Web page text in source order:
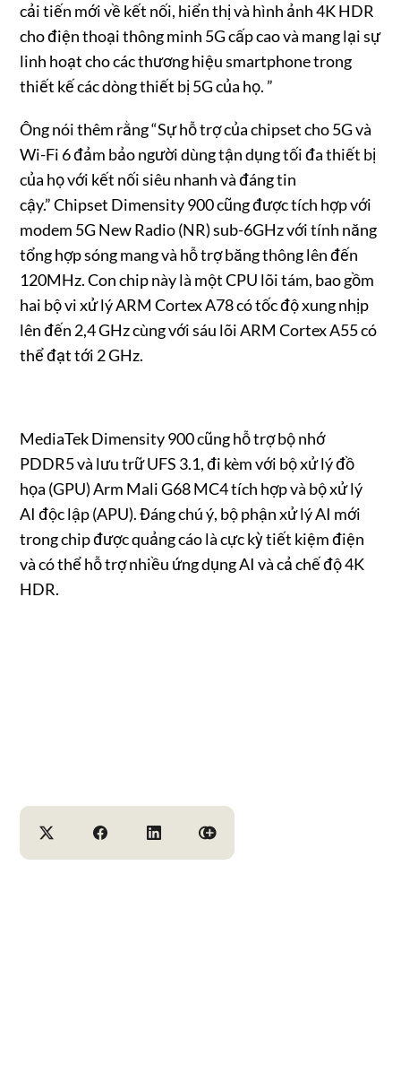
cải tiến mới về kết nối, hiển thị và hình ảnh 4K HDR
cho điện thoại thông minh 5G cấp cao và mang lại sự
linh hoạt cho các thương hiệu smartphone trong
thiết kế các dòng thiết bị 5G của họ. ”
Ông nói thêm rằng “Sự hỗ trợ của chipset cho 5G và
Wi-Fi 6 đảm bảo người dùng tận dụng tối đa thiết bị
của họ với kết nối siêu nhanh và đáng tin
cậy.” Chipset Dimensity 900 cũng được tích hợp với
modem 5G New Radio (NR) sub-6GHz với tính năng
tổng hợp sóng mang và hỗ trợ băng thông lên đến
120MHz. Con chip này là một CPU lõi tám, bao gồm
hai bộ vi xử lý ARM Cortex A78 có tốc độ xung nhịp
lên đến 2,4 GHz cùng với sáu lõi ARM Cortex A55 có
thể đạt tới 2 GHz.
MediaTek Dimensity 900 cũng hỗ trợ bộ nhớ
PDDR5 và lưu trữ UFS 3.1, đi kèm với bộ xử lý đồ
họa (GPU) Arm Mali G68 MC4 tích hợp và bộ xử lý
AI độc lập (APU). Đáng chú ý, bộ phận xử lý AI mới
trong chip được quảng cáo là cực kỳ tiết kiệm điện
và có thể hỗ trợ nhiều ứng dụng AI và cả chế độ 4K
HDR.